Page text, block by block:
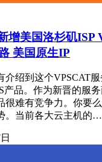
增美国洛杉矶ISP
美国原生IP
介绍到这个VPSCAT
产品。作为新晋的服
很难有竞争力。你要
。当前各大云主机的…